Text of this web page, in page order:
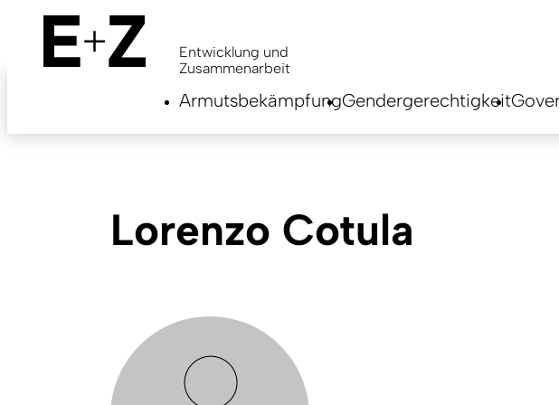
content
Entwicklung und
Zusammenarbeit
ArmutsbekämpfungGendergerechtigkeit
Lorenzo Cotula